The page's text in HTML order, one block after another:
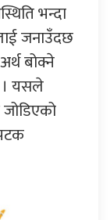
भन्दा
जनाउँदछ
बोक्ने
। यसले